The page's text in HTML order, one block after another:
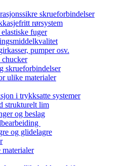
skrueforbindelser
rørsystem
fuger
pumper osv.
chucker
skrueforbindelser
ulike materialer
i trykksatte systemer
strukturelt lim
og beslag
og glidelagre